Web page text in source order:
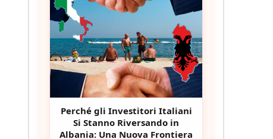
Perché gli Investitori Italiani
Si Stanno Riversando in
Albania: Una Nuova Frontiera